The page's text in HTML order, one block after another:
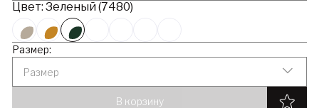
Цвет: Зеленый (7480)
Размер:
Размер
В корзину